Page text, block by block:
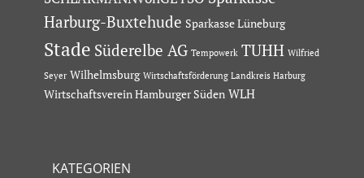
Harburg-Buxtehude Sparkasse Lüneburg
Stade Süderelbe AG Tempowerk TUHH Wilfried
Seyer Wilhelmsburg Wirtschaftsförderung Landkreis Harburg
Wirtschaftsverein Hamburger Süden WLH
KATEGORIEN